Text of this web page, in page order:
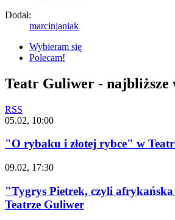
Dodał:
marcinjaniak
Wybieram się
Polecam!
Teatr Guliwer - najbliższe
RSS
05.02, 10:00
"O rybaku i złotej rybce" w
09.02, 17:30
"Tygrys Pietrek, czyli
Teatrze Guliwer